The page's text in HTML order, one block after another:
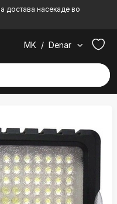
достава насекаде во
MK / Denar